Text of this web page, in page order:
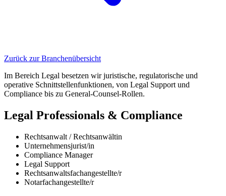
Zurück zur Branchenübersicht
Im Bereich Legal besetzen wir juristische, regulatorische und
operative Schnittstellenfunktionen, von Legal Support und
Compliance bis zu General-Counsel-Rollen.
Legal Professionals & Compliance
Rechtsanwalt / Rechtsanwältin
Unternehmensjurist/in
Compliance Manager
Legal Support
Rechtsanwaltsfachangestellte/r
Notarfachangestellte/r